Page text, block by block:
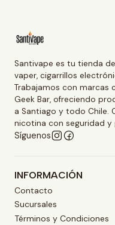
Santivape es tu tienda
vaper, cigarrillos
Trabajamos con marcas
Geek Bar, ofreciendo
a Santiago y todo Chile.
nicotina con seguridad y
Síguenos
INFORMACIÓN
Contacto
Sucursales
Términos y Condiciones